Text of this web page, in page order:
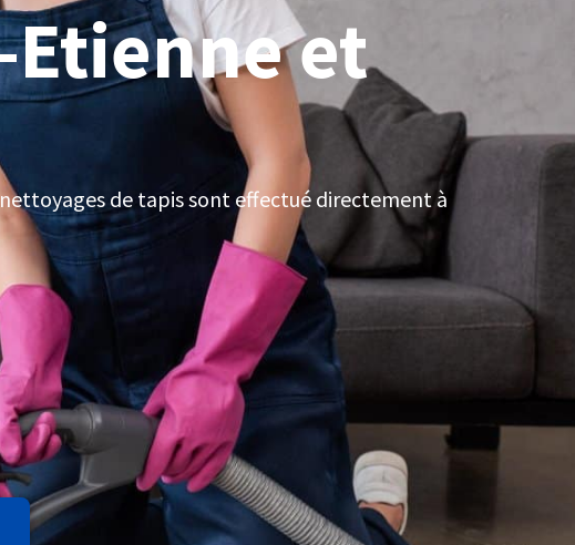
et
de tapis sont effectué directement à